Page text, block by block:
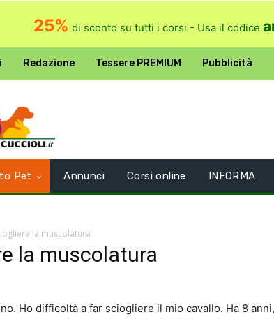
25% di sconto su tutti i corsi - Usa il codice
Redazione Tessere PREMIUM Pubblicità
Pet Annunci Corsi online INFORMA
la muscolatura
la muscolatura
Ho difficoltà a far sciogliere il mio cavallo. Ha 8